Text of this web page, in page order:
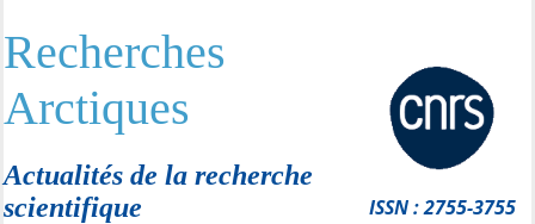
Recherches
Arctiques
Actualités de la recherche
scientifique
ISSN : 2755-3755